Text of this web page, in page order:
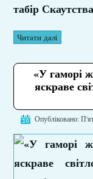
табір
Читати далі
«У гаморі
яскраве
Опубліковано: